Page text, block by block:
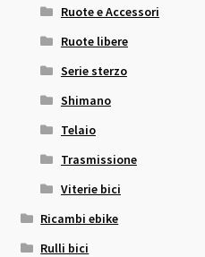
Ruote e Accessori
Ruote libere
Serie sterzo
Shimano
Telaio
Trasmissione
Viterie bici
Ricambi ebike
Rulli bici